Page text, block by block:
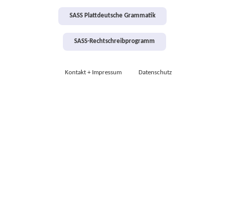
SASS Plattdeutsche Grammatik
SASS-Rechtschreibprogramm
Kontakt + Impressum Datenschutz